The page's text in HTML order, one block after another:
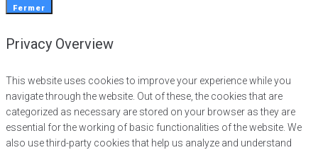
Fermer
Privacy Overview
This website uses cookies to improve your experience while you
navigate through the website. Out of these, the cookies that are
categorized as necessary are stored on your browser as they are
essential for the working of basic functionalities of the website. We
also use third-party cookies that help us analyze and understand